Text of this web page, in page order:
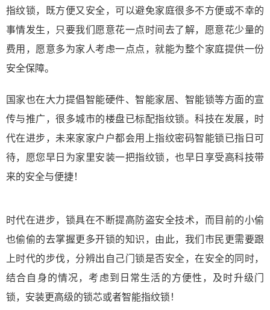
指纹锁，既方便又安全，可以避免家庭很多不方便或不幸的
事情发生，只要我们愿意花一点时间去了解，愿意花少量的
费用，愿意多为家人考虑一点点，就能为整个家庭提供一份
安全保障。
国家也在大力提倡智能硬件、智能家居、智能锁等方面的宣
传与推广，很多城市的楼盘已标配指纹锁。科技在发展，时
代在进步，未来家家户户都会用上指纹密码智能锁已指日可
待，愿您早日为家里安装一把指纹锁，也早日享受高科技带
来的安全与便捷！
时代在进步，锁具在不断提高防盗安全技术，而目前的小偷
也偷偷的去掌握更多开锁的知识，由此，我们市民更需要跟
上时代的步伐，分辨出自己门锁是否安全，在安全的同时，
结合自身的情况，考虑到日常生活的方便性，及时升级门
锁，安装更高级的锁芯或者智能指纹锁！